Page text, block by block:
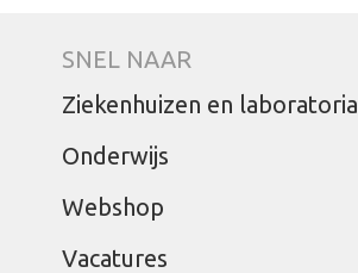
SNEL NAAR
Ziekenhuizen en laboratoria
Onderwijs
Webshop
Vacatures